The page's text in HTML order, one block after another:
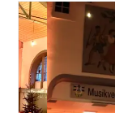
Einen
Guten
Ins
Jahr
2023!